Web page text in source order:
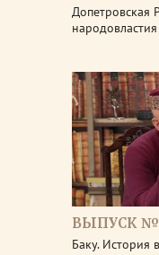
Допетровская
народовластия
ВЫПУСК
Баку. История